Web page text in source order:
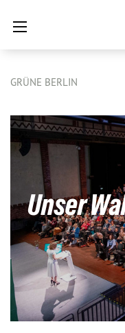
GRÜNE BERLIN
Unser